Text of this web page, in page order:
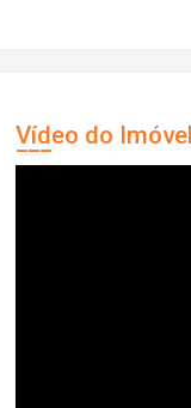
Vídeo do Imóvel